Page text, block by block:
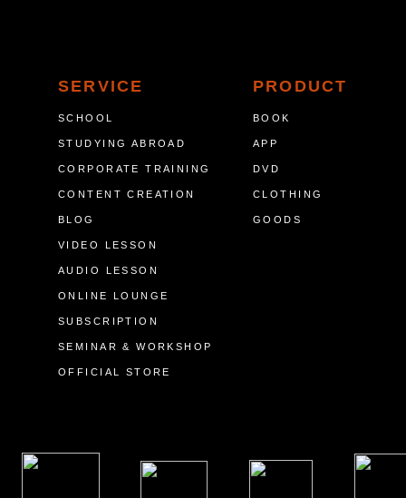
SERVICE
SCHOOL
STUDYING ABROAD
CORPORATE TRAINING
CONTENT CREATION
BLOG
VIDEO LESSON
AUDIO LESSON
ONLINE LOUNGE
SUBSCRIPTION
SEMINAR & WORKSHOP
OFFICIAL STORE
PRODUCT
BOOK
APP
DVD
CLOTHING
GOODS